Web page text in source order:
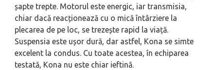
șapte trepte. Motorul este energic, iar transmisia,
chiar dacă reacționează cu o mică întârziere la
plecarea de pe loc, se trezește rapid la viață.
Suspensia este ușor dură, dar astfel, Kona se simte
excelent la condus. Cu toate acestea, în echiparea
testată, Kona nu este chiar ieftină.